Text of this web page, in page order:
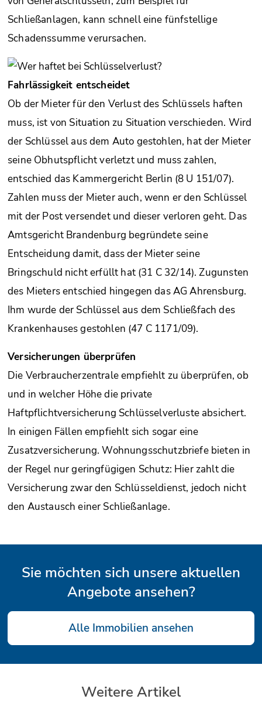
Schließanlagen, kann schnell eine fünfstellige
Schadenssumme verursachen.
Fahrlässigkeit entscheidet
Ob der Mieter für den Verlust des Schlüssels haften
muss, ist von Situation zu Situation verschieden. Wird
der Schlüssel aus dem Auto gestohlen, hat der Mieter
seine Obhutspflicht verletzt und muss zahlen,
entschied das Kammergericht Berlin (8 U 151/07).
Zahlen muss der Mieter auch, wenn er den Schlüssel
mit der Post versendet und dieser verloren geht. Das
Amtsgericht Brandenburg begründete seine
Entscheidung damit, dass der Mieter seine
Bringschuld nicht erfüllt hat (31 C 32/14). Zugunsten
des Mieters entschied hingegen das AG Ahrensburg.
Ihm wurde der Schlüssel aus dem Schließfach des
Krankenhauses gestohlen (47 C 1171/09).
Versicherungen überprüfen
Die Verbraucherzentrale empfiehlt zu überprüfen, ob
und in welcher Höhe die private
Haftpflichtversicherung Schlüsselverluste absichert.
In einigen Fällen empfiehlt sich sogar eine
Zusatzversicherung. Wohnungsschutzbriefe bieten in
der Regel nur geringfügigen Schutz: Hier zahlt die
Versicherung zwar den Schlüsseldienst, jedoch nicht
den Austausch einer Schließanlage.
Sie möchten sich unsere aktuellen
Angebote ansehen?
Alle Immobilien ansehen
Weitere Artikel